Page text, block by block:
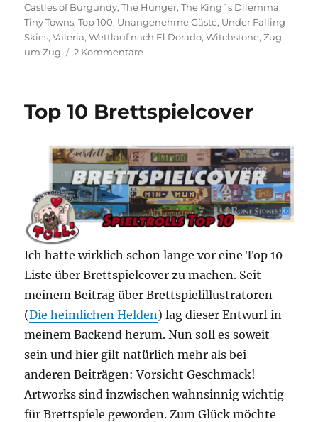
Castles of Burgundy,The Hunger,The King´s Dilemma,
Tiny Towns,Top 100, Unangenehme Gäste, Under Falling
Skies,Valeria,Wettlauf nach El Dorado,Witchstone,Zug
um Zug
2 Kommentarezu
–
Edition
Top 10 Brettspielcover
Ich hatte wirklich schon lange vor eine Top 10
Liste über Brettspielcover zu machen. Seit
meinem Beitrag über Brettspielillustratoren
(Die heimlichen Helden) lag dieser Entwurf in
meinem Backend herum. Nun soll es soweit
sein und hier gilt natürlich mehr als bei
anderen Beiträgen: Vorsicht Geschmack!
Artworks sind inzwischen wahnsinnig wichtig
für Brettspiele geworden. Zum Glück möchte